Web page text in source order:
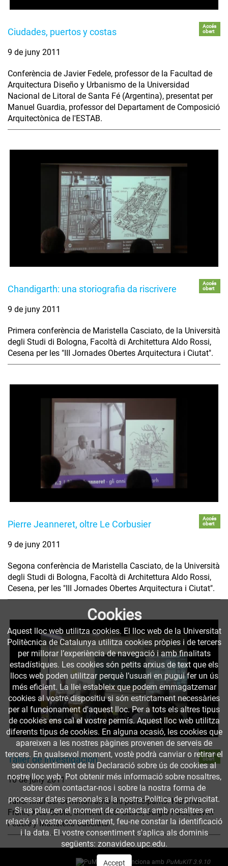
Ciudades, puertos y costas
Accés
obert
9 de juny 2011
Conferència de Javier Fedele, professor de la Facultad de
Arquitectura Diseño y Urbanismo de la Universidad
Nacional de Litoral de Santa Fé (Argentina), presentat per
Manuel Guardia, professor del Departament de Composició
Arquitectònica de l'ESTAB.
Chandigarth: una storiografia da riscrivere
Accés
obert
9 de juny 2011
Primera conferència de Maristella Casciato, de la Università
degli Studi di Bologna, Facoltà di Architettura Aldo Rossi,
Cesena per les "III Jornades Obertes Arquitectura i Ciutat".
Pierre Jeanneret, oltre Le Corbusier
Accés
obert
9 de juny 2011
Segona conferència de Maristella Casciato, de la Università
degli Studi di Bologna, Facoltà di Architettura Aldo Rossi,
Cesena, per les "III Jornades Obertes Arquitectura i Ciutat".
Taller de investigación
Accés
obert
10 de juny 2011
Taller final del Seminari amb els participants: Hartmut
Frank, Xico Costa, Simona M.C. Salvo, Sergio Pace, Javier
Fedele y Maristella Casciato.
Cookies
Aquest lloc web utilitza cookies. El lloc web de la Universitat
Politècnica de Catalunya utilitza cookies pròpies i de tercers
per millorar l’experiència de navegació i amb finalitats
estadístiques. Les cookies són petits arxius de text que els
llocs web poden utilitzar perquè l’usuari en pugui fer un ús
més eficient. La llei estableix que podem emmagatzemar
cookies al vostre dispositiu si són estrictament necessàries
per al funcionament d'aquest lloc. Per a tots els altres tipus
de cookies ens cal el vostre permís. Aquest lloc web utilitza
diferents tipus de cookies. En alguna ocasió, les cookies que
apareixen a les nostres pàgines provenen de serveis de
tercers. En qualsevol moment, vostè podrà canviar o retirar el
seu consentiment de la Declaració sobre ús de cookies al
nostre lloc web. Pot obtenir més informació sobre nosaltres,
sobre cóm contactar-nos i sobre la nostra forma de
processar dates personals a la nostra Política de privacitat.
Si us plau, en el moment de contactar amb nosaltres en
relació al vostre consentiment, feu-ne constar la identificació
i la data. El vostre consentiment s'aplica als dominis
següents: zonavideo.upc.edu.
AcceptFunciona amb PuMuKIT 3.9.10